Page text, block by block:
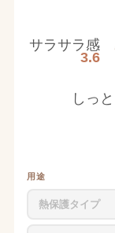
しっ
サラサラ感
3.6
用途
熱保護タイプ